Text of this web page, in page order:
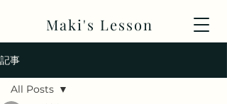
Maki's Lesson
記事
All Posts